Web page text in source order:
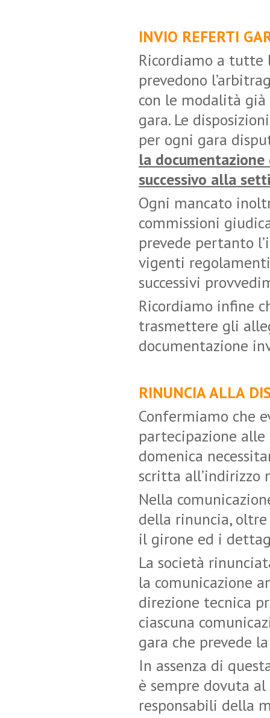
INVIO REFERTI
Ricordiamo a tutte
prevedono
con le modalità
gara. Le
per ogni gara
la
successivo alla
Ogni mancato
commissioni
prevede pertanto
vigenti
successivi
Ricordiamo infine
trasmettere gli
documentazione
RINUNCIA ALLA
Confermiamo che
partecipazione
domenica
scritta all’indirizzo
Nella
della rinuncia,
il girone ed i
La società
la comunicazione
direzione tecnica
ciascuna
gara che prevede
In assenza di
è sempre dovuta
responsabili della